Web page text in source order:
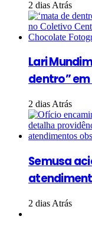
2 dias Atrás
Lari
dentro”
2 dias Atrás
Semusa
2 dias Atrás